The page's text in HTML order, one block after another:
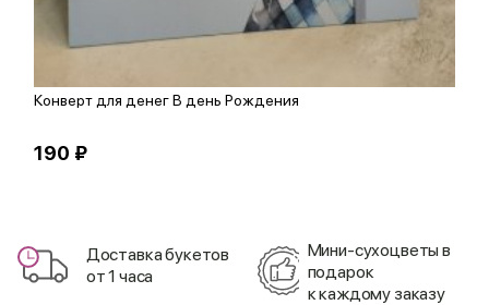
Конверт для денег В день Рождения
190 ₽
Доставка букетов
от 1 часа
Мини-сухоцветы в
подарок
к каждому заказу